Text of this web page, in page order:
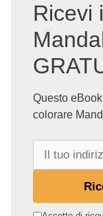
Ricevi
Questo
colorare